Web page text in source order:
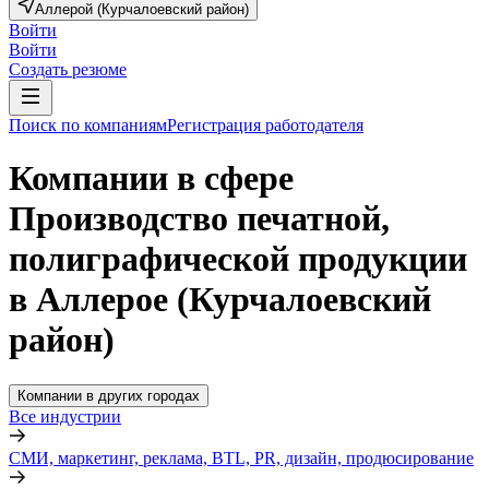
Аллерой (Курчалоевский район)
Войти
Войти
Создать резюме
Поиск по компаниямРегистрация работодателя
Компании в сфере
Производство печатной,
полиграфической продукции
в Аллерое (Курчалоевский
район)
Компании в других городах
Все индустрии
СМИ, маркетинг, реклама, BTL, PR, дизайн, продюсирование